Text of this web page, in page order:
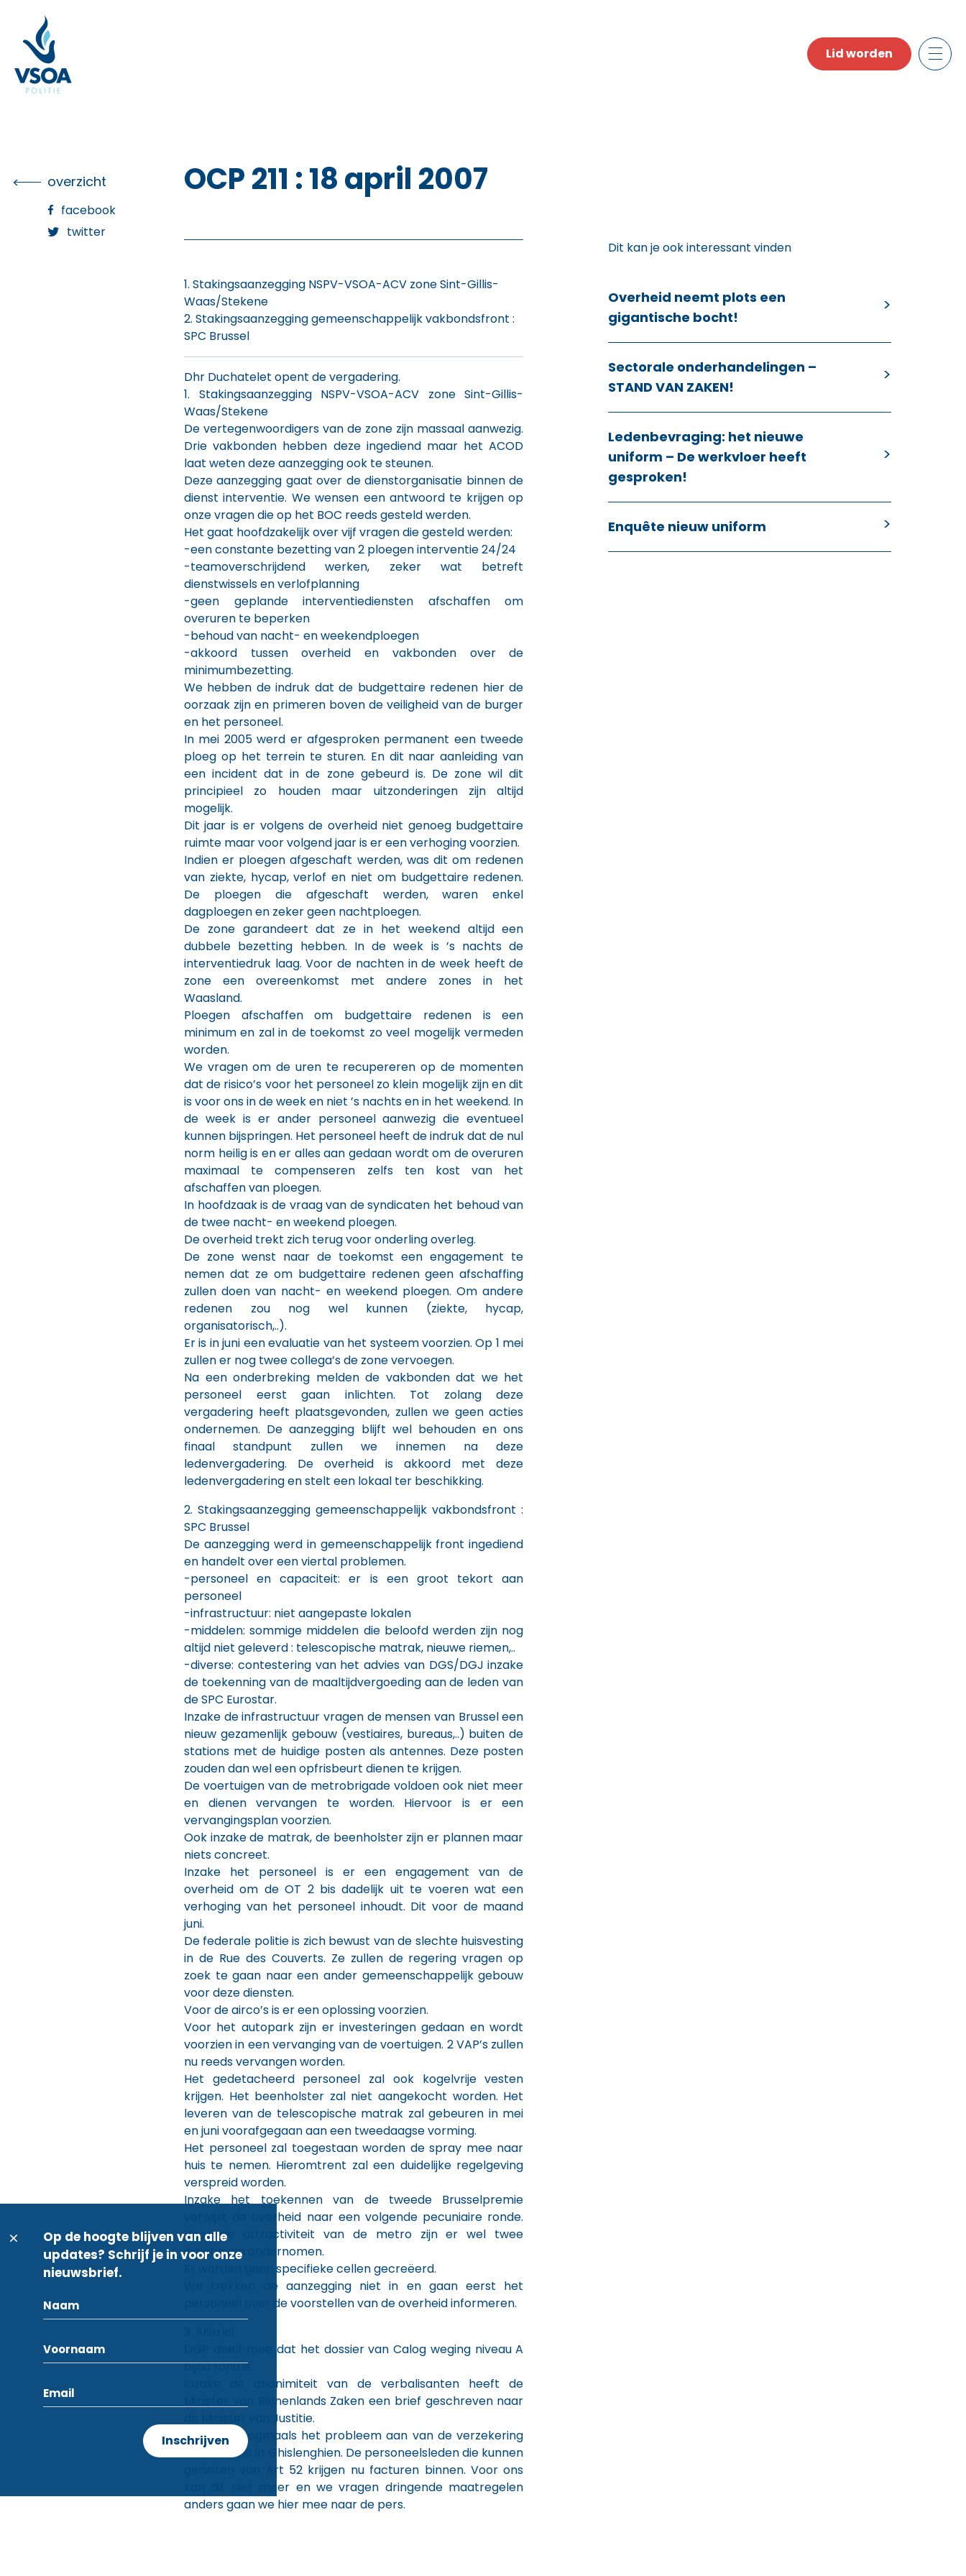
content
Lid worden
overzicht
facebook
twitter
OCP 211 : 18 april 2007
1. Stakingsaanzegging NSPV-VSOA-ACV zone Sint-Gillis-
Waas/Stekene
2. Stakingsaanzegging gemeenschappelijk vakbondsfront :
SPC Brussel
Dhr Duchatelet opent de vergadering.
1. Stakingsaanzegging NSPV-VSOA-ACV zone Sint-Gillis-
Waas/Stekene
De vertegenwoordigers van de zone zijn massaal aanwezig.
Drie vakbonden hebben deze ingediend maar het ACOD
laat weten deze aanzegging ook te steunen.
Deze aanzegging gaat over de dienstorganisatie binnen de
dienst interventie. We wensen een antwoord te krijgen op
onze vragen die op het BOC reeds gesteld werden.
Het gaat hoofdzakelijk over vijf vragen die gesteld werden:
-een constante bezetting van 2 ploegen interventie 24/24
-teamoverschrijdend werken, zeker wat betreft
dienstwissels en verlofplanning
-geen geplande interventiediensten afschaffen om
overuren te beperken
-behoud van nacht- en weekendploegen
-akkoord tussen overheid en vakbonden over de
minimumbezetting.
We hebben de indruk dat de budgettaire redenen hier de
oorzaak zijn en primeren boven de veiligheid van de burger
en het personeel.
In mei 2005 werd er afgesproken permanent een tweede
ploeg op het terrein te sturen. En dit naar aanleiding van
een incident dat in de zone gebeurd is. De zone wil dit
principieel zo houden maar uitzonderingen zijn altijd
mogelijk.
Dit jaar is er volgens de overheid niet genoeg budgettaire
ruimte maar voor volgend jaar is er een verhoging voorzien.
Indien er ploegen afgeschaft werden, was dit om redenen
van ziekte, hycap, verlof en niet om budgettaire redenen.
De ploegen die afgeschaft werden, waren enkel
dagploegen en zeker geen nachtploegen.
De zone garandeert dat ze in het weekend altijd een
dubbele bezetting hebben. In de week is ’s nachts de
interventiedruk laag. Voor de nachten in de week heeft de
zone een overeenkomst met andere zones in het
Waasland.
Ploegen afschaffen om budgettaire redenen is een
minimum en zal in de toekomst zo veel mogelijk vermeden
worden.
We vragen om de uren te recupereren op de momenten
dat de risico’s voor het personeel zo klein mogelijk zijn en dit
is voor ons in de week en niet ’s nachts en in het weekend. In
de week is er ander personeel aanwezig die eventueel
kunnen bijspringen. Het personeel heeft de indruk dat de nul
norm heilig is en er alles aan gedaan wordt om de overuren
maximaal te compenseren zelfs ten kost van het
afschaffen van ploegen.
In hoofdzaak is de vraag van de syndicaten het behoud van
de twee nacht- en weekend ploegen.
De overheid trekt zich terug voor onderling overleg.
De zone wenst naar de toekomst een engagement te
nemen dat ze om budgettaire redenen geen afschaffing
zullen doen van nacht- en weekend ploegen. Om andere
redenen zou nog wel kunnen (ziekte, hycap,
organisatorisch,..).
Er is in juni een evaluatie van het systeem voorzien. Op 1 mei
zullen er nog twee collega’s de zone vervoegen.
Na een onderbreking melden de vakbonden dat we het
personeel eerst gaan inlichten. Tot zolang deze
vergadering heeft plaatsgevonden, zullen we geen acties
ondernemen. De aanzegging blijft wel behouden en ons
finaal standpunt zullen we innemen na deze
ledenvergadering. De overheid is akkoord met deze
ledenvergadering en stelt een lokaal ter beschikking.
2. Stakingsaanzegging gemeenschappelijk vakbondsfront :
SPC Brussel
De aanzegging werd in gemeenschappelijk front ingediend
en handelt over een viertal problemen.
-personeel en capaciteit: er is een groot tekort aan
personeel
-infrastructuur: niet aangepaste lokalen
-middelen: sommige middelen die beloofd werden zijn nog
altijd niet geleverd : telescopische matrak, nieuwe riemen,..
-diverse: contestering van het advies van DGS/DGJ inzake
de toekenning van de maaltijdvergoeding aan de leden van
de SPC Eurostar.
Inzake de infrastructuur vragen de mensen van Brussel een
nieuw gezamenlijk gebouw (vestiaires, bureaus,..) buiten de
stations met de huidige posten als antennes. Deze posten
zouden dan wel een opfrisbeurt dienen te krijgen.
De voertuigen van de metrobrigade voldoen ook niet meer
en dienen vervangen te worden. Hiervoor is er een
vervangingsplan voorzien.
Ook inzake de matrak, de beenholster zijn er plannen maar
niets concreet.
Inzake het personeel is er een engagement van de
overheid om de OT 2 bis dadelijk uit te voeren wat een
verhoging van het personeel inhoudt. Dit voor de maand
juni.
De federale politie is zich bewust van de slechte huisvesting
in de Rue des Couverts. Ze zullen de regering vragen op
zoek te gaan naar een ander gemeenschappelijk gebouw
voor deze diensten.
Voor de airco’s is er een oplossing voorzien.
Voor het autopark zijn er investeringen gedaan en wordt
voorzien in een vervanging van de voertuigen. 2 VAP’s zullen
nu reeds vervangen worden.
Het gedetacheerd personeel zal ook kogelvrije vesten
krijgen. Het beenholster zal niet aangekocht worden. Het
leveren van de telescopische matrak zal gebeuren in mei
en juni voorafgegaan aan een tweedaagse vorming.
Het personeel zal toegestaan worden de spray mee naar
huis te nemen. Hieromtrent zal een duidelijke regelgeving
verspreid worden.
Inzake het toekennen van de tweede Brusselpremie
verwijst de overheid naar een volgende pecuniaire ronde.
Voor de attractiviteit van de metro zijn er wel twee
initiatieven ondernomen.
Er worden geen specifieke cellen gecreëerd.
We trekken de aanzegging niet in en gaan eerst het
personeel over de voorstellen van de overheid informeren.
DGP deelt mee dat het dossier van Calog weging niveau A
bijna rond is.
Inzake de anonimiteit van de verbalisanten heeft de
Minister van Binnenlands Zaken een brief geschreven naar
de Minister van Justitie.
Wij halen nogmaals het probleem aan van de verzekering
van de zone in Ghislenghien. De personeelsleden die kunnen
genieten van Art 52 krijgen nu facturen binnen. Voor ons
kan dit niet meer en we vragen dringende maatregelen
anders gaan we hier mee naar de pers.
Dit kan je ook interessant vinden
Overheid neemt plots een
gigantische bocht!
Sectorale onderhandelingen –
STAND VAN ZAKEN!
Ledenbevraging: het nieuwe
uniform – De werkvloer heeft
gesproken!
Enquête nieuw uniform
Op de hoogte blijven van alle
updates? Schrijf je in voor onze
nieuwsbrief.